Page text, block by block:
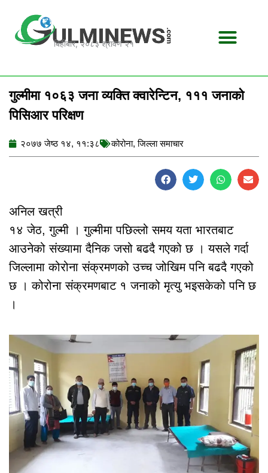
content
बिहीबार, २०८३ श्रावण २१
गुल्मीमा १०६३ जना व्यक्ति क्वारेन्टिन, १११ जनाको
पिसिआर परिक्षण
२०७७ जेष्ठ १४, ११:३८ कोरोना,जिल्ला समाचार
अनिल खत्री
१४ जेठ, गुल्मी । गुल्मीमा पछिल्लो समय यता भारतबाट
आउनेको संख्यामा दैनिक जसो बढदै गएको छ । यसले गर्दा
जिल्लामा कोरोना संक्रमणको उच्च जोखिम पनि बढदै गएको
छ । कोरोना संक्रमणबाट १ जनाको मृत्यु भइसकेको पनि छ
।